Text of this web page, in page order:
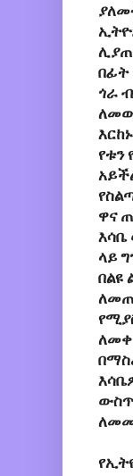
በፊት
ጎራ
የቱን
ዋና
እሳቤ
ላይ
በልዩ
ውስጥ